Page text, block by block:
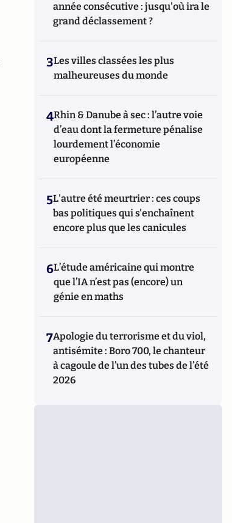
année consécutive : jusqu'où ira le
grand déclassement ?
3Les villes classées les plus
malheureuses du monde
4Rhin & Danube à sec : l’autre voie
d’eau dont la fermeture pénalise
lourdement l’économie
européenne
5L'autre été meurtrier : ces coups
bas politiques qui s'enchaînent
encore plus que les canicules
6L’étude américaine qui montre
que l’IA n’est pas (encore) un
génie en maths
7Apologie du terrorisme et du viol,
antisémite : Boro 700, le chanteur
à cagoule de l’un des tubes de l’été
2026